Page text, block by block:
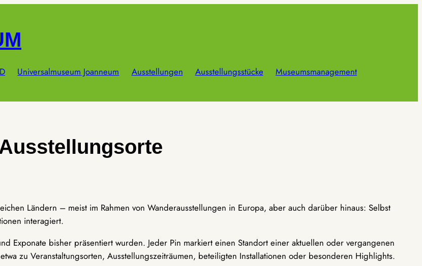
Universalmuseum Joanneum Ausstellungen Ausstellungsstücke
Museumsmanagement
Ländern – meist im Rahmen von Wanderausstellungen in Europa, aber auch darüber hinaus: Selbst
interagiert.
Exponate bisher präsentiert wurden. Jeder Pin markiert einen Standort einer aktuellen oder vergangenen
zu Veranstaltungsorten, Ausstellungszeiträumen, beteiligten Installationen oder besonderen Highlights.